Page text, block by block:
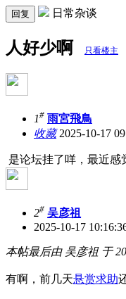
回复 日常杂谈
人好少啊 只看楼主
1# 雨宮飛鳥
收藏2025-10-17
是论坛挂了咩，最近感
2# 吴彦祖
2025-10-17
本帖最后由 吴彦祖 于
有啊，前几天悬赏求助